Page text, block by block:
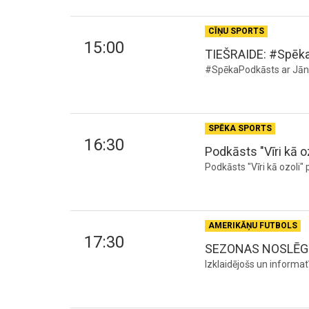
15:00
CĪŅU SPORTS
TIEŠRAIDE:
#SpēkaPodkāsts ar
16:30
SPĒKA SPORTS
Podkāsts "Vīri kā
Podkāsts "Vīri kā ozoli"
17:30
AMERIKĀŅU FUTBOLS
SEZONAS
Izklaidējošs un